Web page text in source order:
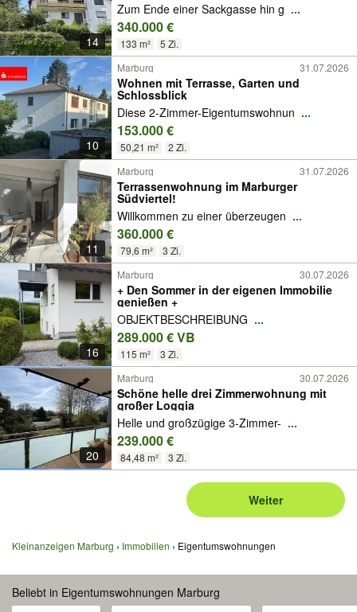
14
Zum Ende einer Sackgasse hin g ...
340.000 €
133 m² 5 Zi.
10
Marburg 31.07.2026
Wohnen mit Terrasse, Garten und
Schlossblick
Diese 2-Zimmer-Eigentumswohnun ...
153.000 €
50,21 m² 2 Zi.
11
Marburg 31.07.2026
Terrassenwohnung im Marburger
Südviertel!
Willkommen zu einer überzeugen ...
360.000 €
79,6 m² 3 Zi.
16
Marburg 30.07.2026
+ Den Sommer in der eigenen Immobilie
genießen +
OBJEKTBESCHREIBUNG ...
289.000 € VB
115 m² 3 Zi.
20
Marburg 30.07.2026
Schöne helle drei Zimmerwohnung mit
großer Loggia
Helle und großzügige 3-Zimmer- ...
239.000 €
84,48 m² 3 Zi.
Weiter
Kleinanzeigen Marburg Immobilien Eigentumswohnungen
Beliebt in Eigentumswohnungen Marburg